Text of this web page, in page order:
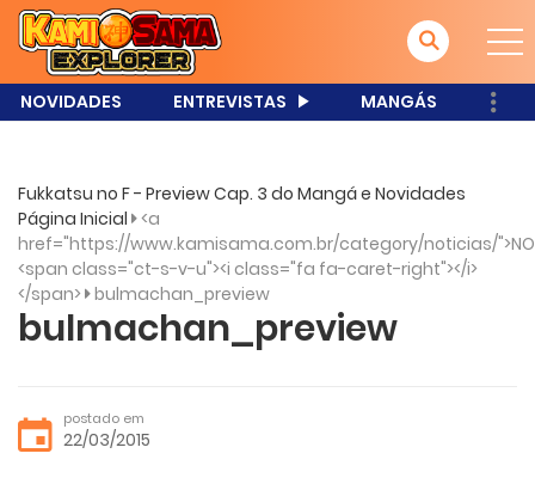
NOVIDADES ENTREVISTAS MANGÁS
Fukkatsu no F - Preview Cap. 3 do Mangá e Novidades
Página Inicial <a
href="https://www.kamisama.com.br/category/noticias/
<span class="ct-s-v-u"><i class="fa fa-caret-right"></i>
</span> bulmachan_preview
bulmachan_preview
postado em
22/03/2015